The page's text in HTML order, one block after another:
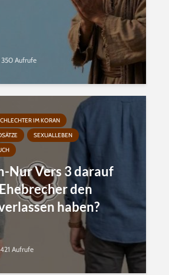
350 Aufrufe
IM KORAN
SEXUALLEBEN
Nur Vers 3 darauf
den
haben?
421 Aufrufe